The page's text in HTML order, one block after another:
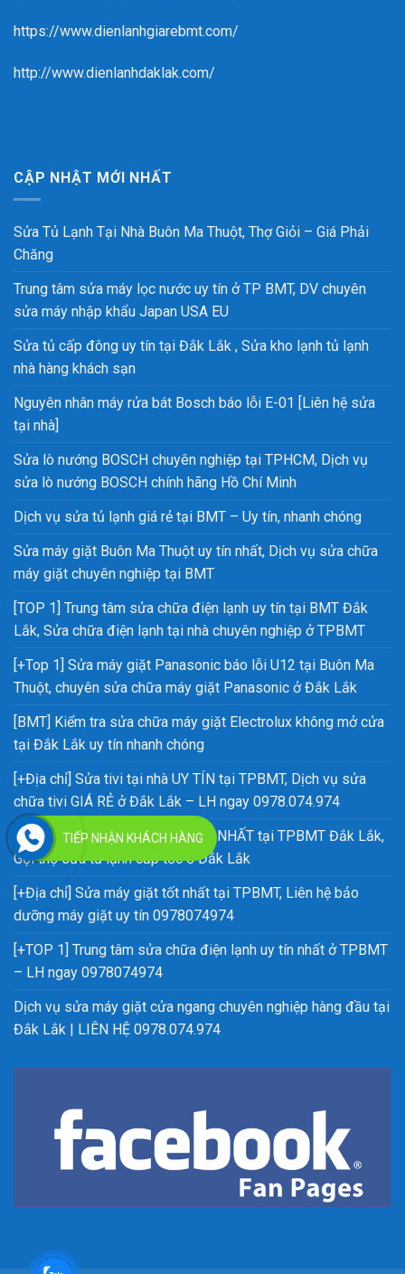
https://www.dienlanhgiarebmt.com/
http://www.dienlanhdaklak.com/
CẬP NHẬT MỚI NHẤT
Sửa Tủ Lạnh Tại Nhà Buôn Ma Thuột, Thợ Giỏi – Giá Phải
Chăng
Trung tâm sửa máy lọc nước uy tín ở TP BMT, DV chuyên
sửa máy nhập khẩu Japan USA EU
Sửa tủ cấp đông uy tín tại Đắk Lắk , Sửa kho lạnh tủ lạnh
nhà hàng khách sạn
Nguyên nhân máy rửa bát Bosch báo lỗi E-01 [Liên hệ sửa
tại nhà]
Sửa lò nướng BOSCH chuyên nghiệp tại TPHCM, Dịch vụ
sửa lò nướng BOSCH chính hãng Hồ Chí Minh
Dịch vụ sửa tủ lạnh giá rẻ tại BMT – Uy tín, nhanh chóng
Sửa máy giặt Buôn Ma Thuột uy tín nhất, Dịch vụ sửa chữa
máy giặt chuyên nghiệp tại BMT
[TOP 1] Trung tâm sửa chữa điện lạnh uy tín tại BMT Đắk
Lắk, Sửa chữa điện lạnh tại nhà chuyên nghiệp ở TPBMT
[+Top 1] Sửa máy giặt Panasonic báo lỗi U12 tại Buôn Ma
Thuột, chuyên sửa chữa máy giặt Panasonic ở Đắk Lắk
[BMT] Kiểm tra sửa chữa máy giặt Electrolux không mở cửa
tại Đắk Lắk uy tín nhanh chóng
[+Địa chỉ] Sửa tivi tại nhà UY TÍN tại TPBMT, Dịch vụ sửa
chữa tivi GIÁ RẺ ở Đắk Lắk – LH ngay 0978.074.974
[ Địa chỉ] Sửa chữa tủ lạnh uy tín NHẤT tại TPBMT Đắk Lắk,
Gọi thợ sửa tủ lạnh cấp tốc ở Đắk Lắk
[+Địa chỉ] Sửa máy giặt tốt nhất tại TPBMT, Liên hệ bảo
dưỡng máy giặt uy tín 0978074974
[+TOP 1] Trung tâm sửa chữa điện lạnh uy tín nhất ở TPBMT
– LH ngay 0978074974
Dịch vụ sửa máy giặt cửa ngang chuyên nghiệp hàng đầu tại
Đắk Lắk | LIÊN HỆ 0978.074.974
TIẾP NHẬN KHÁCH HÀNG